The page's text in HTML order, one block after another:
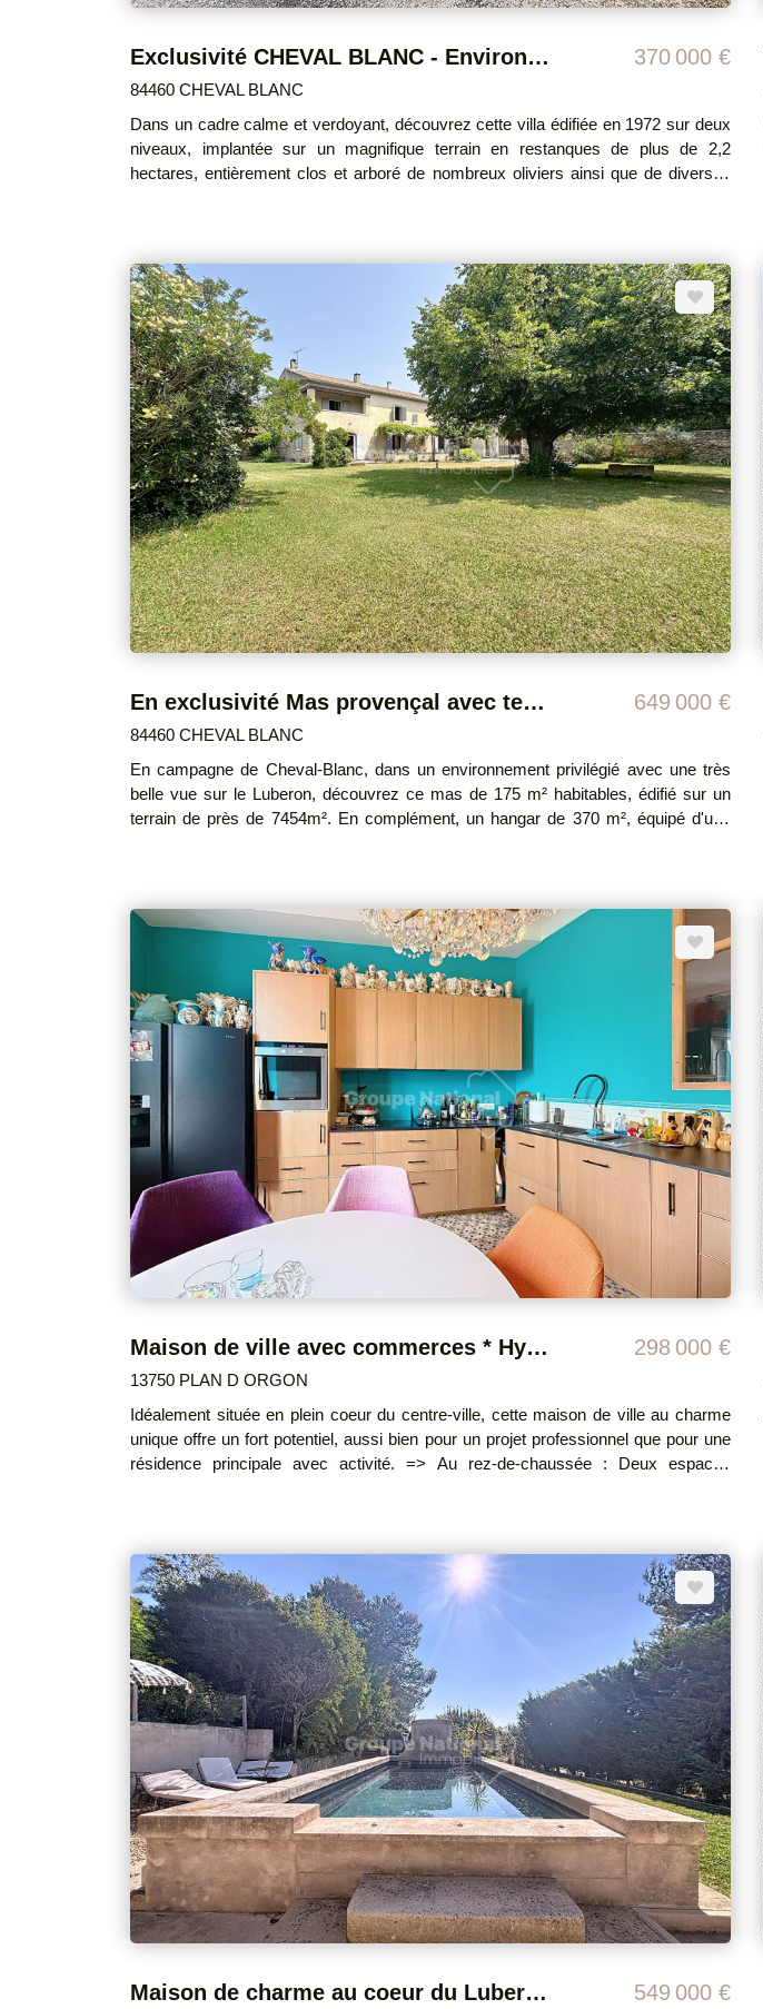
Exclusivité CHEVAL BLANC - Environnement privilégié avec vue dégagée 370 000 €
84460 CHEVAL BLANC
Dans un cadre calme et verdoyant, découvrez cette villa édifiée en 1972 sur deux
niveaux, implantée sur un magnifique terrain en restanques de plus de 2,2
hectares, entièrement clos et arboré de nombreux oliviers ainsi que de diverses
partie habitation se compose d'une spacieuse cuisine de 18 m², d'un séjour
lumineux de 32 m², de trois chambres, d'un cellier/buanderie, d'une salle d'eau
ainsi que d'un WC indépendant. Deux vérandas viennent compléter l'ensemble,
offrant des espaces de vie supplémentaires ouverts sur la nature, ainsi qu'un abri
bois. Prestations : eau de ville et eau du canal, plancher béton, chauffage par
accumulateurs électriques, portail électrique, menuiseries bois simple vitrage (hors
séjour). Un bien rare bénéficiant d'un environnement exceptionnel et d'un fort
potentiel, idéal pour les amoureux de nature et de tranquillité. Honoraires à la
charge du vendeur DPE : E GES : C Montant estimé des dépenses annuelles
d'énergie pour un usage standard : entre 3521 € et 4763 €. Prix moyens des
énergies indexés sur les années 2021,2022,2023 (abonnements compris) DPE
réalisé le 09/07/2026
En exclusivité Mas provençal avec terrain et dépendances 649 000 €
84460 CHEVAL BLANC
En campagne de Cheval-Blanc, dans un environnement privilégié avec une très
belle vue sur le Luberon, découvrez ce mas de 175 m² habitables, édifié sur un
terrain de près de 7454m². En complément, un hangar de 370 m², équipé d'une
bureau (qui était anciennement la 3ème chambres que l'on peut recloisonner)) ainsi
que d'un grand garage avec grenier. Pompe à chaleur, charpente bois traditionnelle,
eau de ville, eau de canal et forage, menuiseries en aluminium double vitrage.
Quelques travaux de rafraîchissement restent à prévoir pour mettre le bien au goût
du jour. Un bien rare à la vente, offrant de nombreuses possibilités : résidence
principale, activité agricole, artisanale . Honoraires à l a charge du vendeur DPE :
D GES : D Montant estimé des dépenses annuelles d'énergie pour un usage
2021. DPE réalisé le 29/06/2023.
Maison de ville avec commerces * Hyper centre * Bien rare et atypique ! 298 000 €
13750 PLAN D ORGON
Idéalement située en plein coeur du centre-ville, cette maison de ville au charme
unique offre un fort potentiel, aussi bien pour un projet professionnel que pour une
résidence principale avec activité. => Au rez-de-chaussée : Deux espaces
m², composé de : - Deux chambres dont une suite parentale - Un vaste séjour
avec salle à manger et cuisine L'ensemble séduit par son cachet atypique, sa
décoration rétro/vintage pleine de personnalité et son ambiance chaleureuse. Le
bien est en bon état général, prêt à être occupé ou exploité. => À l'extérieur : Une
agréable cour arborée, véritable havre de paix en plein centre-ville. Un bien rare sur
le marché, idéal pour allier activité professionnelle et habitation ou pour un
investissement à fort potentiel. À découvrir sans tarder ! Honoraires à la charge du
vendeur DPE : C GES : C Montant estimé des dépenses annuelles d'énergie pour
un usage standard : entre 1140 € et 1580 €. Prix moyens des énergies indexés au
1er janvier 2021 DPE réalisé le 13/04/2023 Les informations sur les risques
auxquels ce bien est exposé sont disponibles sur le site Géorisques : www.
georisques.gouv.fr
Maison de charme au coeur du Luberon 549 000 €